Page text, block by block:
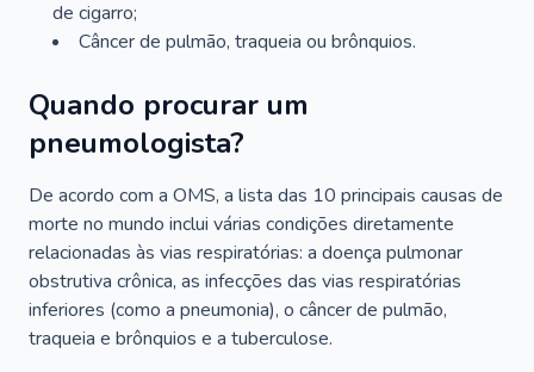
de cigarro;
Câncer de pulmão, traqueia ou brônquios.
Quando procurar um
pneumologista?
De acordo com a OMS, a lista das 10 principais causas de
morte no mundo inclui várias condições diretamente
relacionadas às vias respiratórias: a doença pulmonar
obstrutiva crônica, as infecções das vias respiratórias
inferiores (como a pneumonia), o câncer de pulmão,
traqueia e brônquios e a tuberculose.